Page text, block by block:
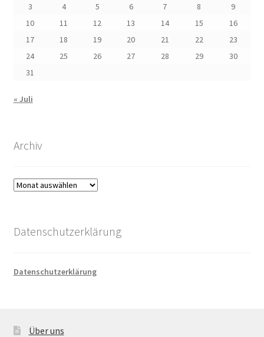
3
4 5 6 7 8
9
10
11 12 13 14 15
16
17
18 19 20 21 22
23
24
25 26 27 28 29
30
31
« Juli
Archiv
Archiv
Datenschutzerklärung
Datenschutzerklärung
Über uns